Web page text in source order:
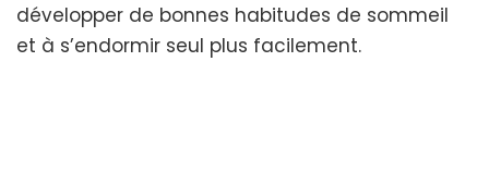
développer de bonnes habitudes de sommeil
et à s’endormir seul plus facilement.